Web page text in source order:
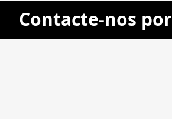
Contacte-nos por